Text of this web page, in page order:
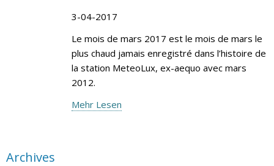
3-04-2017
Le mois de mars 2017 est le mois de mars le
plus chaud jamais enregistré dans l’histoire de
la station MeteoLux, ex-aequo avec mars
2012.
Mehr Lesen
Archives